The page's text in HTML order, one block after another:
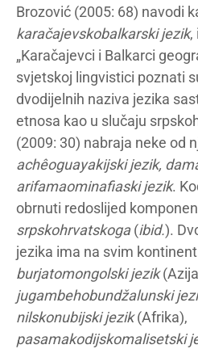
Brozović (2005: 68) navodi
karačajevskobalkarski jezik,
„Karačajevci i Balkarci
svjetskoj lingvistici poznati
dvodijelnih naziva jezika
etnosa kao u slučaju
(2009: 30) nabraja neke od
achêoguayakijski jezik,
arifamaominafiaski jezik.
obrnuti redoslijed
srpskohrvatskoga(ibid.).
jezika ima na svim
burjatomongolski jezik
jugambehobundžalunski
nilskonubijski jezik(Afrika),
pasamakodijskomalisetski